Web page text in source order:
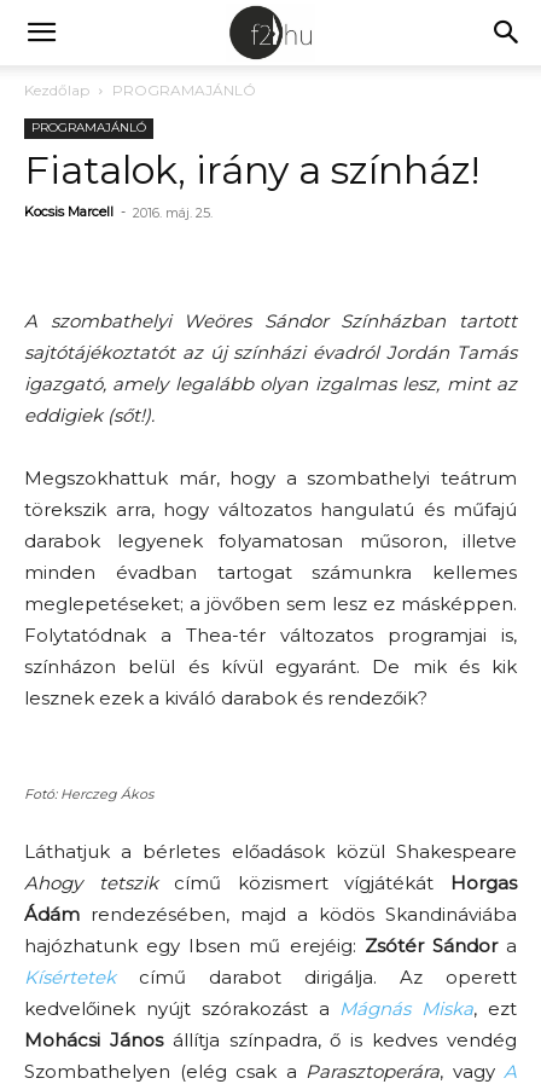
Kezdőlap PROGRAMAJÁNLÓ
PROGRAMAJÁNLÓ
Fiatalok, irány a színház!
Kocsis Marcell - 2016. máj. 25.
A szombathelyi Weöres Sándor Színházban tartott
sajtótájékoztatót az új színházi évadról Jordán Tamás
igazgató, amely legalább olyan izgalmas lesz, mint az
eddigiek (sőt!).
Megszokhattuk már, hogy a szombathelyi teátrum
törekszik arra, hogy változatos hangulatú és műfajú
darabok legyenek folyamatosan műsoron, illetve
minden évadban tartogat számunkra kellemes
meglepetéseket; a jövőben sem lesz ez másképpen.
Folytatódnak a Thea-tér változatos programjai is,
színházon belül és kívül egyaránt. De mik és kik
lesznek ezek a kiváló darabok és rendezőik?
Fotó: Herczeg Ákos
Láthatjuk a bérletes előadások közül Shakespeare
Ahogy tetszikcímű közismert vígjátékát Horgas
Ádám rendezésében, majd a ködös Skandináviába
hajózhatunk egy Ibsen mű erejéig: Zsótér Sándora
Kísértetekcímű darabot dirigálja. Az operett
kedvelőinek nyújt szórakozást a Mágnás Miska, ezt
Mohácsi Jánosállítja színpadra, ő is kedves vendég
Szombathelyen (elég csak a Parasztoperára, vagy A